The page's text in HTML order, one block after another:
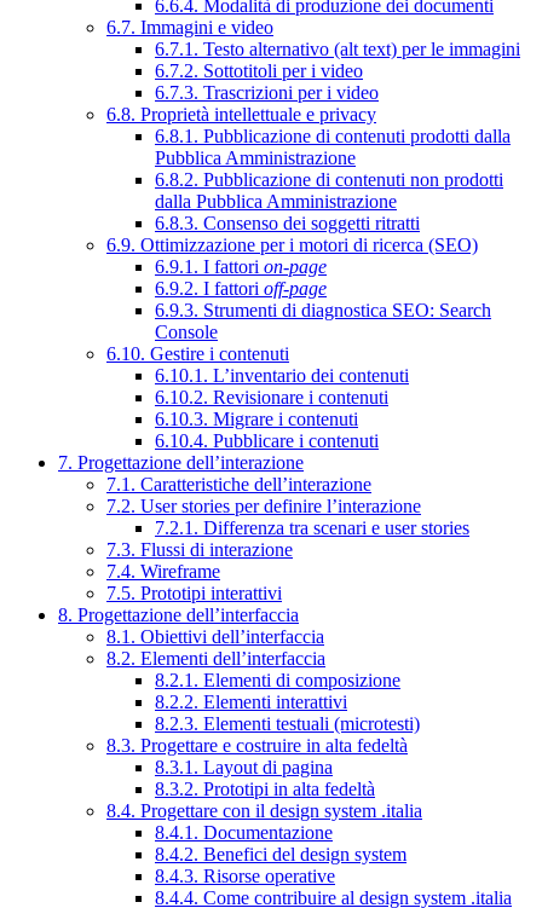
6.6.4. Modalità di produzione dei documenti
6.7. Immagini e video
6.7.1. Testo alternativo (alt text) per le immagini
6.7.2. Sottotitoli per i video
6.7.3. Trascrizioni per i video
6.8. Proprietà intellettuale e privacy
6.8.1. Pubblicazione di contenuti prodotti dalla
Pubblica Amministrazione
6.8.2. Pubblicazione di contenuti non prodotti
dalla Pubblica Amministrazione
6.8.3. Consenso dei soggetti ritratti
6.9. Ottimizzazione per i motori di ricerca (SEO)
6.9.1. I fattori on-page
6.9.2. I fattori off-page
6.9.3. Strumenti di diagnostica SEO: Search
Console
6.10. Gestire i contenuti
6.10.1. L’inventario dei contenuti
6.10.2. Revisionare i contenuti
6.10.3. Migrare i contenuti
6.10.4. Pubblicare i contenuti
7. Progettazione dell’interazione
7.1. Caratteristiche dell’interazione
7.2. User stories per definire l’interazione
7.2.1. Differenza tra scenari e user stories
7.3. Flussi di interazione
7.4. Wireframe
7.5. Prototipi interattivi
8. Progettazione dell’interfaccia
8.1. Obiettivi dell’interfaccia
8.2. Elementi dell’interfaccia
8.2.1. Elementi di composizione
8.2.2. Elementi interattivi
8.2.3. Elementi testuali (microtesti)
8.3. Progettare e costruire in alta fedeltà
8.3.1. Layout di pagina
8.3.2. Prototipi in alta fedeltà
8.4. Progettare con il design system .italia
8.4.1. Documentazione
8.4.2. Benefici del design system
8.4.3. Risorse operative
8.4.4. Come contribuire al design system .italia